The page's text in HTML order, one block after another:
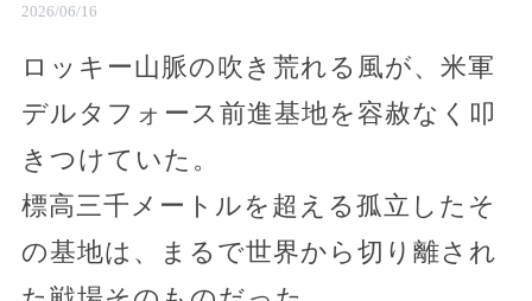
2026/06/16
ロッキー山脈の吹き荒れる風が、米軍
デルタフォース前進基地を容赦なく叩
きつけていた。
標高三千メートルを超える孤立したそ
の基地は、まるで世界から切り離され